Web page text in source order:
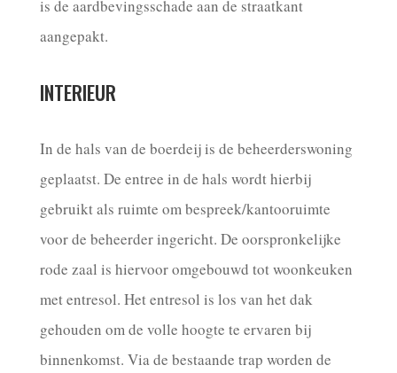
is de aardbevingsschade aan de straatkant
aangepakt.
INTERIEUR
In de hals van de boerdeij is de beheerderswoning
geplaatst. De entree in de hals wordt hierbij
gebruikt als ruimte om bespreek/kantooruimte
voor de beheerder ingericht. De oorspronkelijke
rode zaal is hiervoor omgebouwd tot woonkeuken
met entresol. Het entresol is los van het dak
gehouden om de volle hoogte te ervaren bij
binnenkomst. Via de bestaande trap worden de